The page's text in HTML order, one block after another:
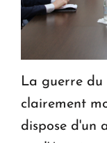
La guerre
clairement
dispose d'un